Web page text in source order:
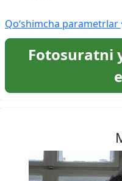
Qo‘shimcha parametrlar
Fotosuratni